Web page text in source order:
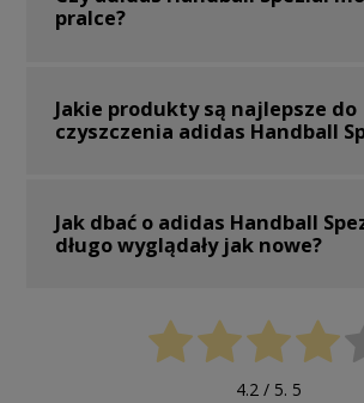
pralce?
Jakie produkty są najlepsze do
czyszczenia adidas Handball
Jak dbać o adidas Handball
długo wyglądały jak nowe?
4.2/ 5. 5